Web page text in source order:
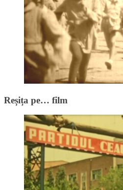
Reșița pe… film